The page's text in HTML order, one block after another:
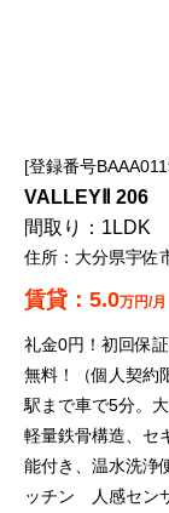
登録番号
VALLEYⅡ 206
1LDK
大分県宇佐
5.0万円/月
礼金0円！初回保
無料！（個人契約
駅まで車で5分。
軽量鉄骨構造、セ
能付き、温水洗浄
ッチン 人感セン